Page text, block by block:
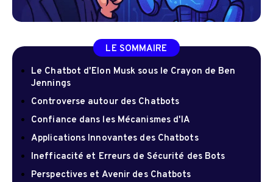
LE SOMMAIRE
Le Chatbot d'Elon Musk sous le Crayon de Ben
Jennings
Controverse autour des Chatbots
Confiance dans les Mécanismes d'IA
Applications Innovantes des Chatbots
Inefficacité et Erreurs de Sécurité des Bots
Perspectives et Avenir des Chatbots